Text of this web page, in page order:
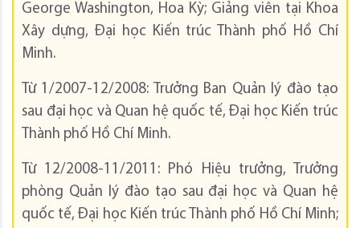
George Washington, Hoa Kỳ; Giảng viên tại Khoa
Xây dựng, Đại học Kiến trúc Thành phố Hồ Chí
Minh.
Từ 1/2007-12/2008: Trưởng Ban Quản lý đào tạo
sau đại học và Quan hệ quốc tế, Đại học Kiến trúc
Thành phố Hồ Chí Minh.
Từ 12/2008-11/2011: Phó Hiệu trưởng, Trưởng
phòng Quản lý đào tạo sau đại học và Quan hệ
quốc tế, Đại học Kiến trúc Thành phố Hồ Chí Minh;